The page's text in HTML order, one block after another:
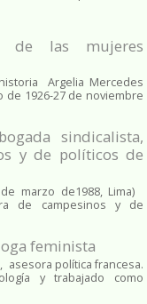
de las mujeres
Argelia Mercedes
de 1926-27 de noviembre
sindicalista,
y de políticos de
marzo de1988, Lima)
de campesinos y de
feminista
asesora política francesa.
y trabajado como